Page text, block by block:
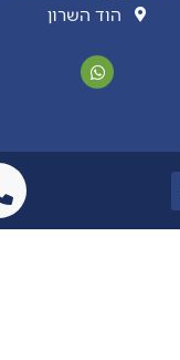
הוד השרון